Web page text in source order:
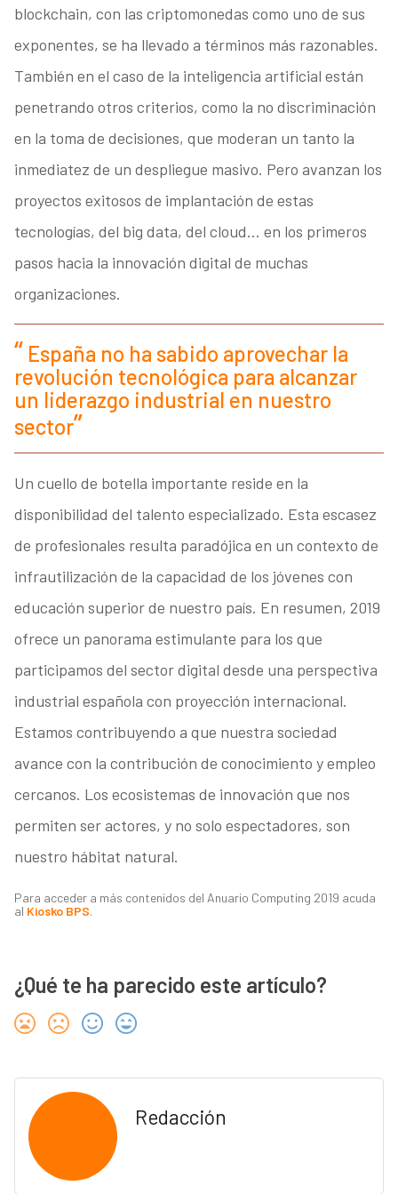
blockchain, con las criptomonedas como uno de sus
exponentes, se ha llevado a términos más razonables.
También en el caso de la inteligencia artificial están
penetrando otros criterios, como la no discriminación
en la toma de decisiones, que moderan un tanto la
inmediatez de un despliegue masivo. Pero avanzan los
proyectos exitosos de implantación de estas
tecnologías, del big data, del cloud… en los primeros
pasos hacia la innovación digital de muchas
organizaciones.
España no ha sabido aprovechar la
revolución tecnológica para alcanzar
un liderazgo industrial en nuestro
sector
Un cuello de botella importante reside en la
disponibilidad del talento especializado. Esta escasez
de profesionales resulta paradójica en un contexto de
infrautilización de la capacidad de los jóvenes con
educación superior de nuestro país. En resumen, 2019
ofrece un panorama estimulante para los que
participamos del sector digital desde una perspectiva
industrial española con proyección internacional.
Estamos contribuyendo a que nuestra sociedad
avance con la contribución de conocimiento y empleo
cercanos. Los ecosistemas de innovación que nos
permiten ser actores, y no solo espectadores, son
nuestro hábitat natural.
Para acceder a más contenidos del Anuario Computing 2019 acuda
al Kiosko BPS.
¿Qué te ha parecido este artículo?
Redacción